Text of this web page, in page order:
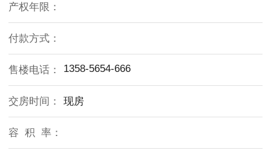
产权年限：
付款方式：
售楼电话： 1358-5654-666
交房时间： 现房
容 积 率：